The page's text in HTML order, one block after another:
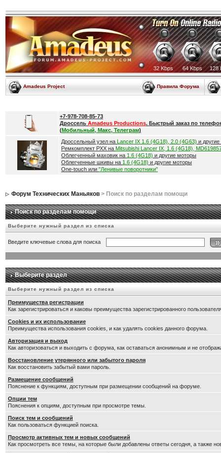
32 Kbps 64 Kbps 128
Amadeus Project Правила Форума
+7-978-708-85-73
Дроссель Amadeus Productions. Быстрый заказ по
(Мобильный, Макс, Телеграм)
Дроссельный узел на Lancer IX 1.6 (4G18), 2.0 (4G63) и
Ремкомплект РХХ на Mitsubishi Lancer IX, 1.6 (4G18),
Облегченный маховик на 1.6 (4G18) и другие моторы
Облегченные шкивы на 1.6 (4G18) и другие моторы
One-touch или "Ленивые поворотники"
Форум Технических Маньяков> Поиск по разделам помощи
Поиск по разделам помощи
Выберите нужный раздел из списка
Введите ключевые слова для поиска
Выберите раздел
Выберите нужный раздел из списка
Преимущества регистрации
Как зарегистрироваться и каковы преимущества зарегистрированного
Cookies и их использование
Преимущества использования cookies, и как удалять cookies данного форума.
Авторизация и выход
Как авторизоваться и выходить с форума, как оставаться анонимным и не
Восстановление утерянного или забытого пароля
Как восстановить забытый вами пароль.
Размещение сообщений
Пояснение к функциям, доступным при размещении сообщений на форуме.
Опции тем
Пояснения к опциям, доступным при просмотре темы.
Поиск тем и сообщений
Как пользоваться функцией поиска.
Просмотр активных тем и новых сообщений
Как просмотреть все темы, на которые были добавлены ответы сегодня, а также